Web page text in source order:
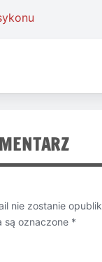
nie zostanie
są oznaczone *